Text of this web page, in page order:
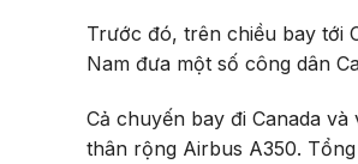
Trước đó, trên chiều bay tới
Nam đưa một số công dân
Cả chuyến bay đi Canada
thân rộng Airbus A350.